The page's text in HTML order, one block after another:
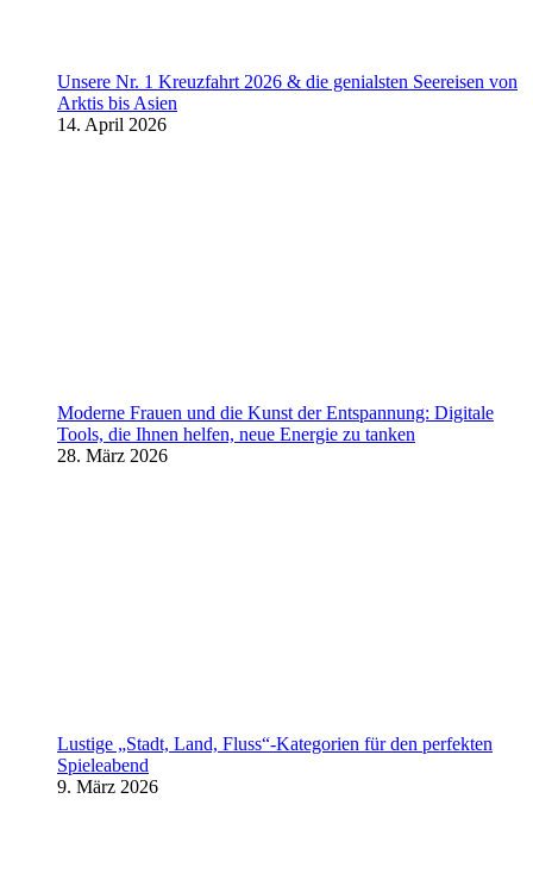
Unsere Nr. 1 Kreuzfahrt 2026 & die genialsten Seereisen von
Arktis bis Asien
14. April 2026
Moderne Frauen und die Kunst der Entspannung: Digitale
Tools, die Ihnen helfen, neue Energie zu tanken
28. März 2026
Lustige „Stadt, Land, Fluss“-Kategorien für den perfekten
Spieleabend
9. März 2026